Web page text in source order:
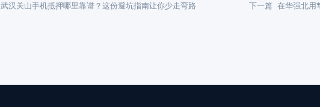
武汉关山手机抵押哪里靠谱？这份避坑指南让你少走弯路 下一篇 在华强北用